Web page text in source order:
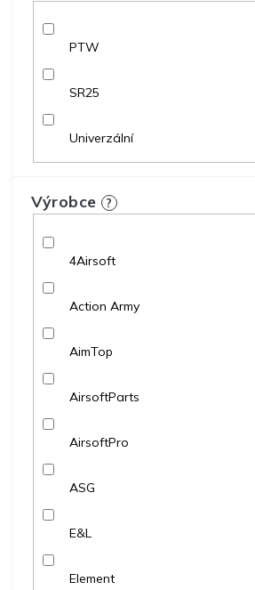
PTW
SR25
Univerzální
Výrobce ?
4Airsoft
Action Army
AimTop
AirsoftParts
AirsoftPro
ASG
E&L
Element